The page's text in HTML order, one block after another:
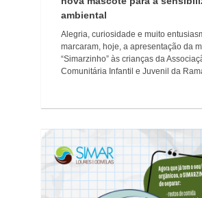
ambiental
Alegria, curiosidade e muito
marcaram, hoje, a apresentação da
“Simarzinho” às crianças da
Comunitária Infantil e Juvenil da